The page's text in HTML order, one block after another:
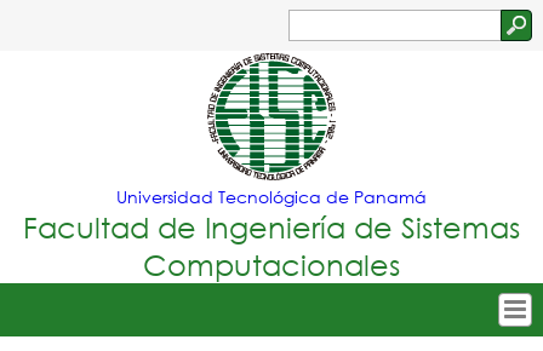
Jump to navigation
Formulario
de
búsqueda
Universidad Tecnológica de Panamá
Facultad de Ingeniería de Sistemas
Computacionales